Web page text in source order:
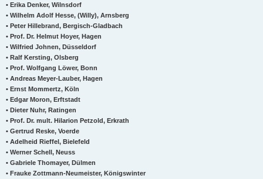
• Erika Denker, Wilnsdorf
• Wilhelm Adolf Hesse, (Willy), Arnsberg
• Peter Hillebrand, Bergisch-Gladbach
• Prof. Dr. Helmut Hoyer, Hagen
• Wilfried Johnen, Düsseldorf
• Ralf Kersting, Olsberg
• Prof. Wolfgang Löwer, Bonn
• Andreas Meyer-Lauber, Hagen
• Ernst Mommertz, Köln
• Edgar Moron, Erftstadt
• Dieter Nuhr, Ratingen
• Prof. Dr. mult. Hilarion Petzold, Erkrath
• Gertrud Reske, Voerde
• Adelheid Rieffel, Bielefeld
• Werner Schell, Neuss
• Gabriele Thomayer, Dülmen
• Frauke Zottmann-Neumeister, Königswinter